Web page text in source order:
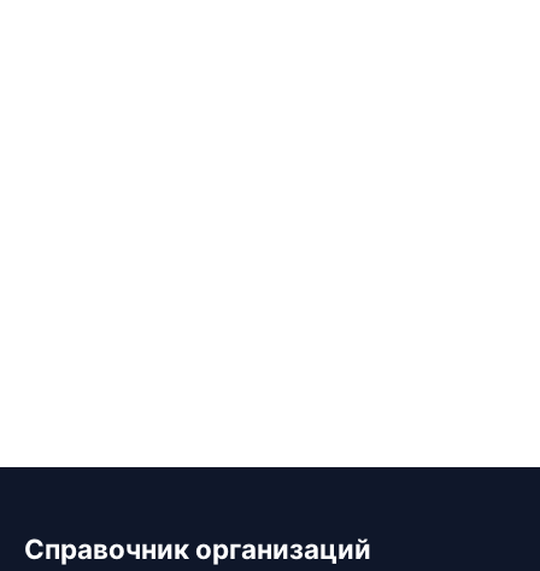
Справочник организаций